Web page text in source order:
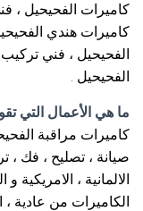
كاميرات الفحيحيل ،
كاميرات هندي
الفحيحيل ، فني تركيب
الفحيحيل .
ما هي الأعمال التي
كاميرات مراقبة
صيانة ، تصليح ، فك ،
الالمانية ، الامريكية
الكاميرات من عادية ،